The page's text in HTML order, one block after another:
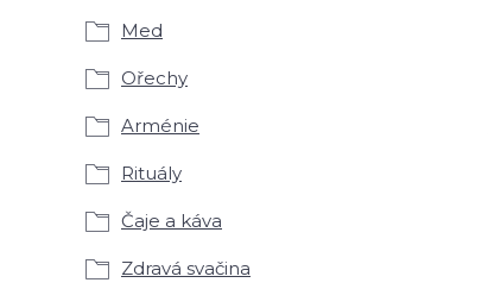
Med
Ořechy
Arménie
Rituály
Čaje a káva
Zdravá svačina